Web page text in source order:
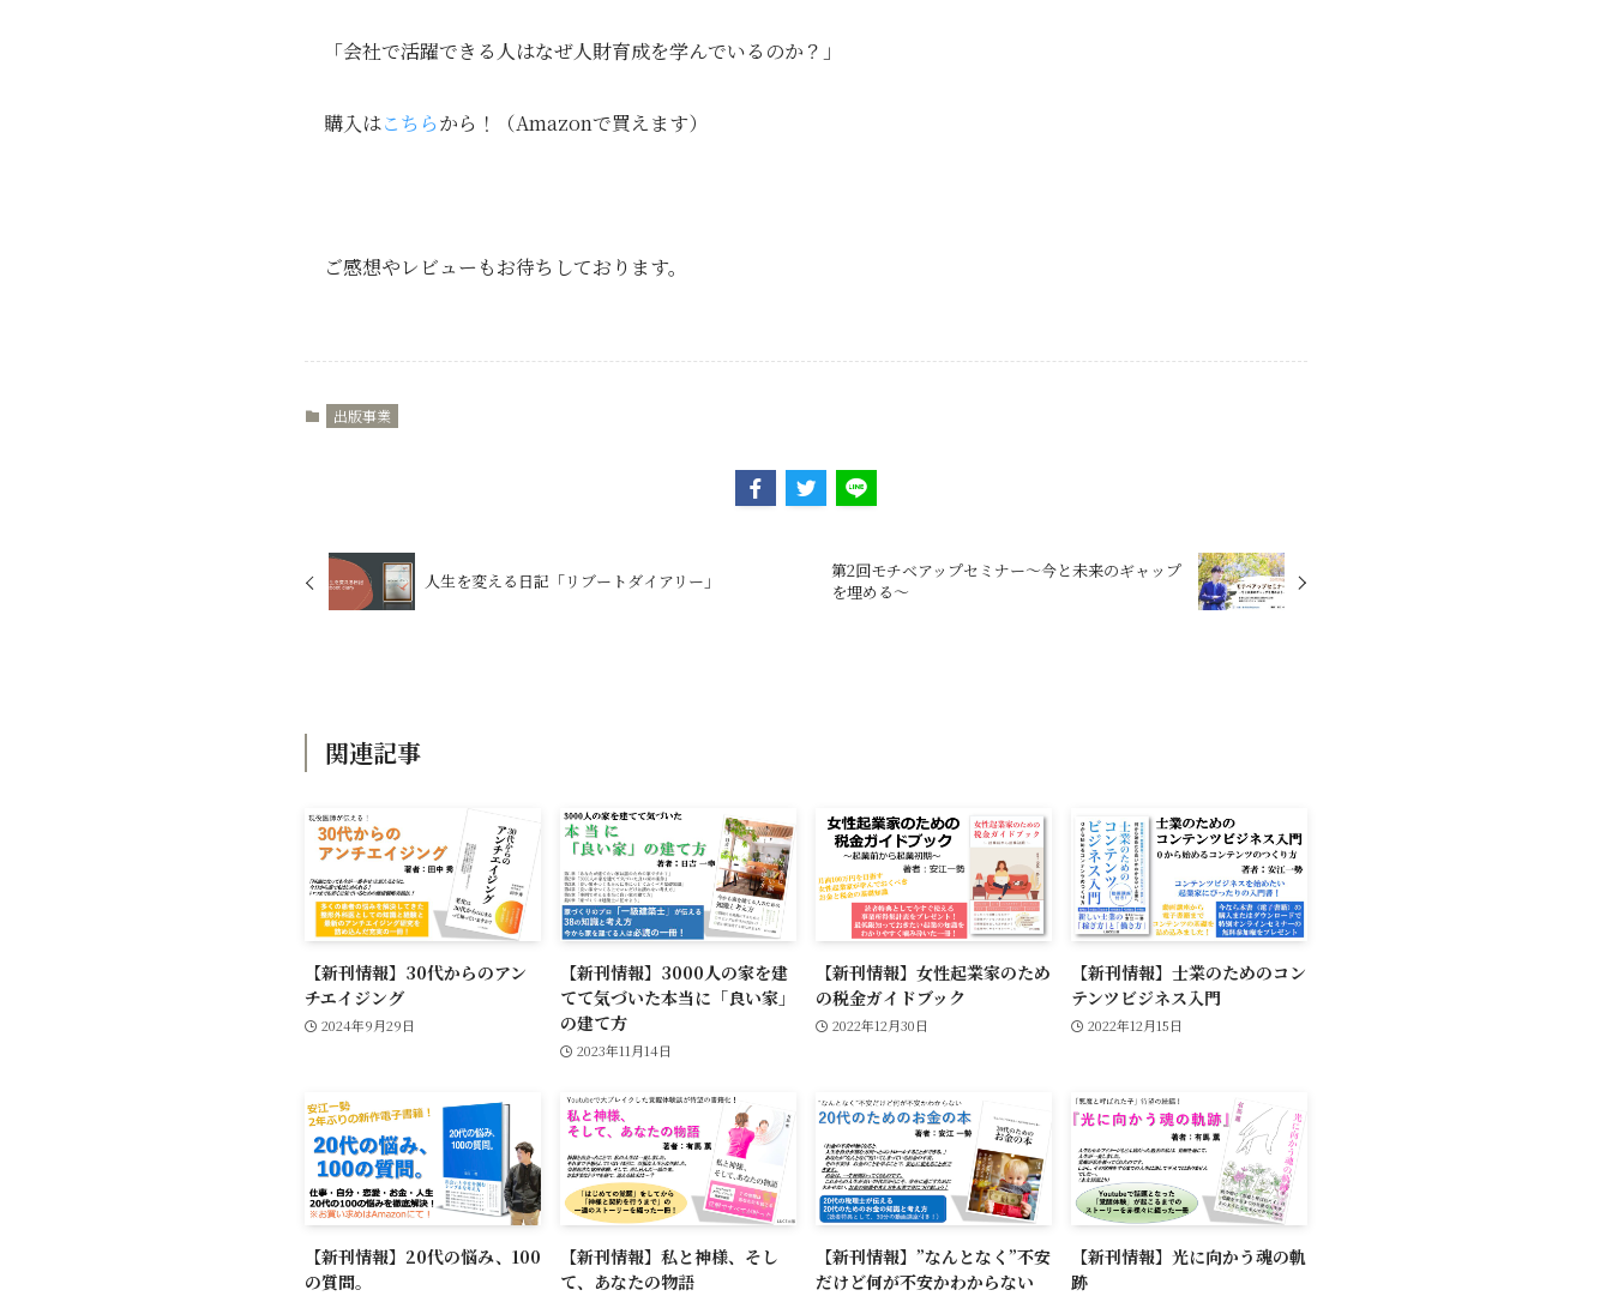
「会社で活躍できる人はなぜ人財育成を学んでいるのか？」
購入はこちらから！（Amazonで買えます）
ご感想やレビューもお待ちしております。
出版事業
人生を変える日記「リブートダイアリー」
第2回モチベアップセミナー〜今と未来のギャップ
を埋める〜
関連記事
【新刊情報】30代からのアン
チエイジング
2024年9月29日
【新刊情報】3000人の家を建
てて気づいた本当に「良い家」
の建て方
2023年11月14日
【新刊情報】女性起業家のため
の税金ガイドブック
2022年12月30日
【新刊情報】士業のためのコン
テンツビジネス入門
2022年12月15日
【新刊情報】20代の悩み、100
の質問。
【新刊情報】私と神様、そし
て、あなたの物語
【新刊情報】”なんとなく”不安
だけど何が不安かわからない
【新刊情報】光に向かう魂の軌
跡